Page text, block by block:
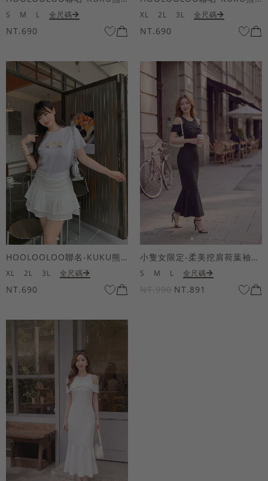
S M L 全尺碼
NT.690
XL 2L 3L 全尺碼
NT.690
HOOLOOLOO聯名-KUKU熊蝴蝶結短袖上衣
XL 2L 3L 全尺碼
NT.690
小隻女限定-柔美挖肩荷葉袖魚尾長洋裝
S M L 全尺碼
NT.990 NT.891